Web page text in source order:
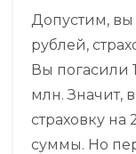
Допустим, вы
рублей,
Вы погасили
млн. Значит,
страховку на
суммы. Но